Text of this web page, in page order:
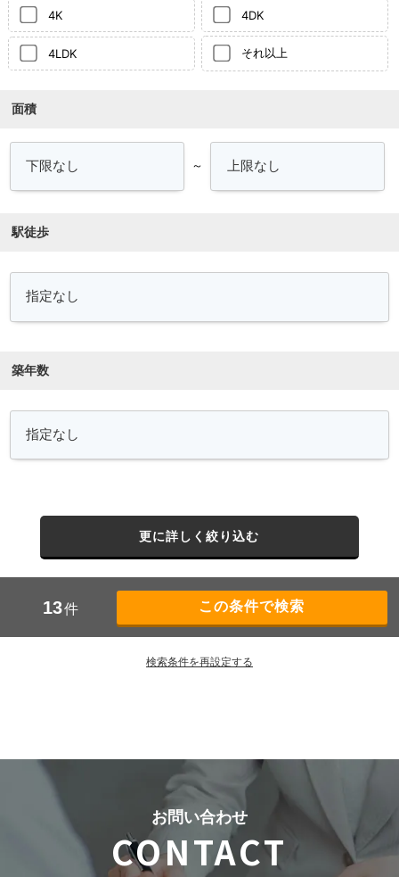
4K 4DK
4LDK それ以上
面積
～
駅徒歩
築年数
更に詳しく絞り込む
13件
検索条件を再設定する
お問い合わせ
CONTACT